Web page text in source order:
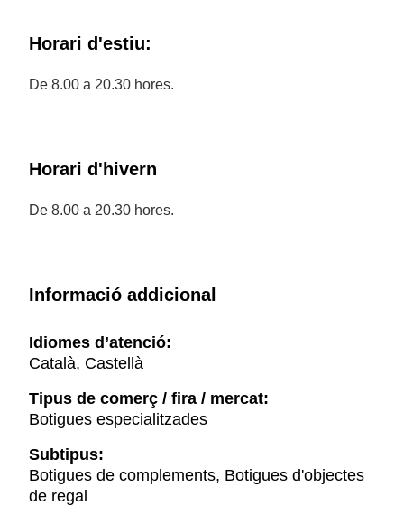
Horari d'estiu:
De 8.00 a 20.30 hores.
Horari d'hivern
De 8.00 a 20.30 hores.
Informació addicional
Idiomes d’atenció:
Català, Castellà
Tipus de comerç / fira / mercat:
Botigues especialitzades
Subtipus:
Botigues de complements, Botigues d'objectes
de regal